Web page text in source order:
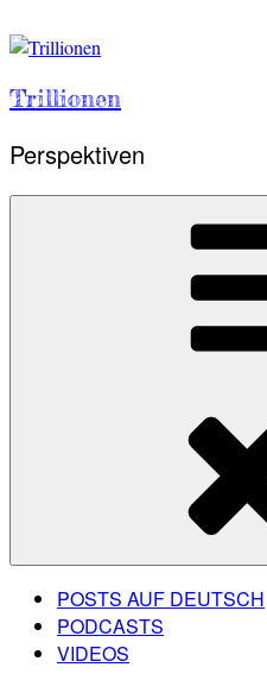
to
Trillionen
Perspektiven
POSTS AUF DEUTSCH
PODCASTS
VIDEOS